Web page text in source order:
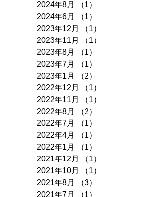
2024年8月
（1）
2024年6月
（1）
2023年12月
（1）
2023年11月
（1）
2023年8月
（1）
2023年7月
（1）
2023年1月
（2）
2022年12月
（1）
2022年11月
（1）
2022年8月
（2）
2022年7月
（1）
2022年4月
（1）
2022年1月
（1）
2021年12月
（1）
2021年10月
（1）
2021年8月
（3）
2021年7月
（1）